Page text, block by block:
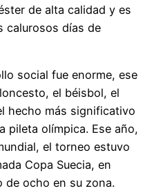
de alta calidad y es
calurosos días de
social fue enorme, ese
el béisbol, el
hecho más significativo
pileta olímpica. Ese año,
el torneo estuvo
Copa Suecia, en
de ocho en su zona.